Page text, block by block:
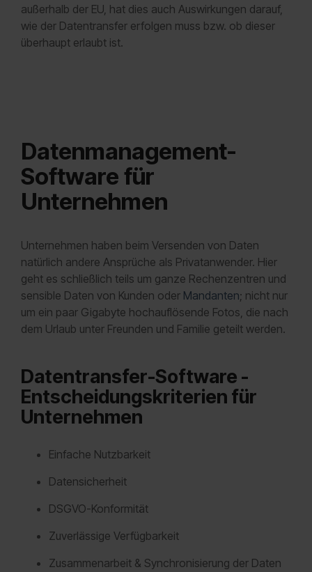
außerhalb der EU, hat dies auch Auswirkungen darauf,
wie der Datentransfer erfolgen muss bzw. ob dieser
überhaupt erlaubt ist.
Datenmanagement-
Software für
Unternehmen
Unternehmen haben beim Versenden von Daten
natürlich andere Ansprüche als Privatanwender. Hier
geht es schließlich teils um ganze Rechenzentren und
sensible Daten von Kunden oder Mandanten; nicht nur
um ein paar Gigabyte hochauflösende Fotos, die nach
dem Urlaub unter Freunden und Familie geteilt werden.
Datentransfer-Software -
Entscheidungskriterien für
Unternehmen
Einfache Nutzbarkeit
Datensicherheit
DSGVO-Konformität
Zuverlässige Verfügbarkeit
Zusammenarbeit & Synchronisierung der Daten